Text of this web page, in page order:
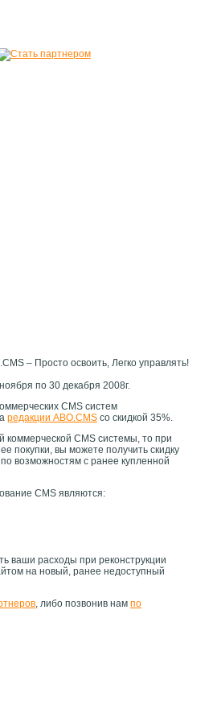
по 30 декабря 2008г.
CMS систем
редакции ABO.CMS со скидкой 35%.
CMS системы, то при
покупки, вы можете получить скидку
возможностям с ранее купленной
CMS являются:
ваши расходы при реконструкции
на новый, ранее недоступный
, либо позвонив нам по